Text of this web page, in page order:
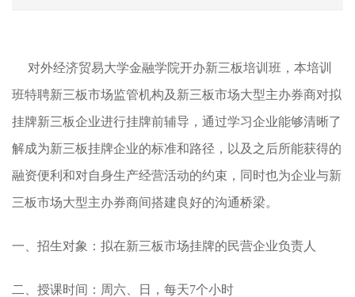
对外经济贸易大学金融学院开办新三板培训班，本培训
班特聘新三板市场监管机构及新三板市场大型主办券商对拟
挂牌新三板企业进行挂牌前辅导，通过学习企业能够清晰了
解成为新三板挂牌企业的标准和路径，以及之后所能获得的
融资便利和对自身生产经营活动的约束，同时也为企业与新
三板市场大型主办券商间搭建良好的沟通桥梁。
一、招生对象： 拟在新三板市场挂牌的民营企业负责人
二、授课时间： 周六、日，每天7个小时